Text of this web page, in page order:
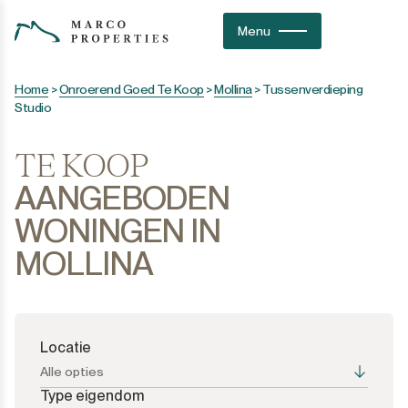
Menu
Home >Onroerend Goed Te Koop >Mollina>Tussenverdieping
Studio
TE KOOP
AANGEBODEN
WONINGEN IN
MOLLINA
Locatie
Alle opties
Type eigendom